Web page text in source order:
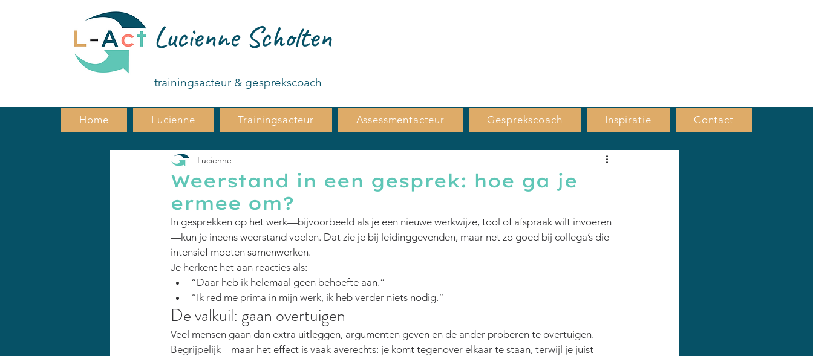
Lucienne Scholten
trainingsacteur & gesprekscoach
Home Lucienne Trainingsacteur Assessmentacteur Gesprekscoach Inspiratie Contact
Weerstand in een gesprek: hoe ga je
ermee om?
Lucienne
In gesprekken op het werk—bijvoorbeeld als je een nieuwe werkwijze, tool of afspraak wilt invoeren
—kun je ineens weerstand voelen. Dat zie je bij leidinggevenden, maar net zo goed bij collega’s die
intensief moeten samenwerken.
Je herkent het aan reacties als:
“Daar heb ik helemaal geen behoefte aan.”
“Ik red me prima in mijn werk, ik heb verder niets nodig.”
De valkuil: gaan overtuigen
Veel mensen gaan dan extra uitleggen, argumenten geven en de ander proberen te overtuigen.
Begrijpelijk—maar het effect is vaak averechts: je komt tegenover elkaar te staan, terwijl je juist